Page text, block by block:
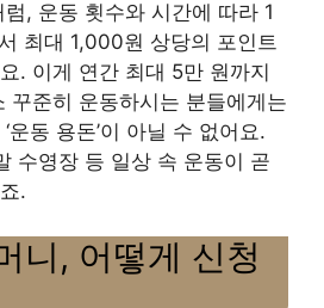
, 운동 횟수와 시간에 따라 1
최대 1,000원 상당의 포인트
. 이게 연간 최대 5만 원까지
꾸준히 운동하시는 분들에게는
운동 용돈’이 아닐 수 없어요.
수영장 등 일상 속 운동이 곧
.
니, 어떻게 신청